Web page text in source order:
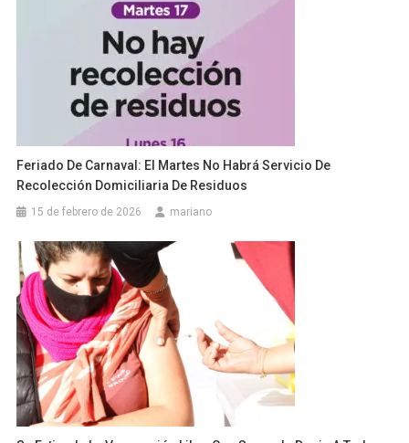
Feriado De Carnaval: El Martes No Habrá Servicio De
Recolección Domiciliaria De Residuos
15 de febrero de 2026 mariano